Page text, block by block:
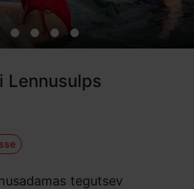
Lennusulps
tegutsev